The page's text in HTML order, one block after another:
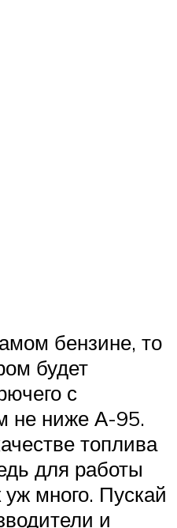
бензине, то
будет
с
не ниже А-95.
топлива
для работы
уж много. Пускай
и